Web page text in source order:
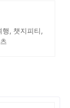
행, 챗지피티,